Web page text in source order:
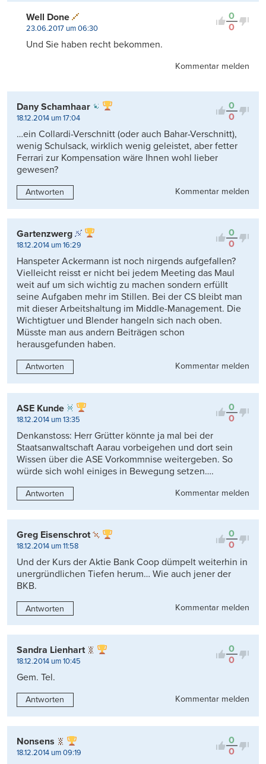
0
0
Well Done
23.06.2017 um 06:30
Und Sie haben recht bekommen.
Kommentar melden
0
0
Dany Schamhaar
18.12.2014 um 17:04
…ein Collardi-Verschnitt (oder auch Bahar-Verschnitt),
wenig Schulsack, wirklich wenig geleistet, aber fetter
Ferrari zur Kompensation wäre Ihnen wohl lieber
gewesen?
Antworten Kommentar melden
0
0
Gartenzwerg
18.12.2014 um 16:29
Hanspeter Ackermann ist noch nirgends aufgefallen?
Vielleicht reisst er nicht bei jedem Meeting das Maul
weit auf um sich wichtig zu machen sondern erfüllt
seine Aufgaben mehr im Stillen. Bei der CS bleibt man
mit dieser Arbeitshaltung im Middle-Management. Die
Wichtigtuer und Blender hangeln sich nach oben.
Müsste man aus andern Beiträgen schon
herausgefunden haben.
Antworten Kommentar melden
0
0
ASE Kunde
18.12.2014 um 13:35
Denkanstoss: Herr Grütter könnte ja mal bei der
Staatsanwaltschaft Aarau vorbeigehen und dort sein
Wissen über die ASE Vorkommnise weitergeben. So
würde sich wohl einiges in Bewegung setzen….
Antworten Kommentar melden
0
0
Greg Eisenschrot
18.12.2014 um 11:58
Und der Kurs der Aktie Bank Coop dümpelt weiterhin in
unergründlichen Tiefen herum… Wie auch jener der
BKB.
Antworten Kommentar melden
0
0
Sandra Lienhart
18.12.2014 um 10:45
Gem. Tel.
Antworten Kommentar melden
0
0
Nonsens
18.12.2014 um 09:19